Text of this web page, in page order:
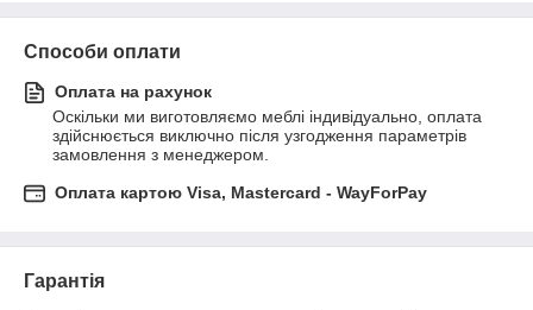
Способи оплати
Оплата на рахунок
Оскільки ми виготовляємо меблі індивідуально, оплата
здійснюється виключно після узгодження параметрів
замовлення з менеджером.
Оплата картою Visa, Mastercard - WayForPay
Гарантія